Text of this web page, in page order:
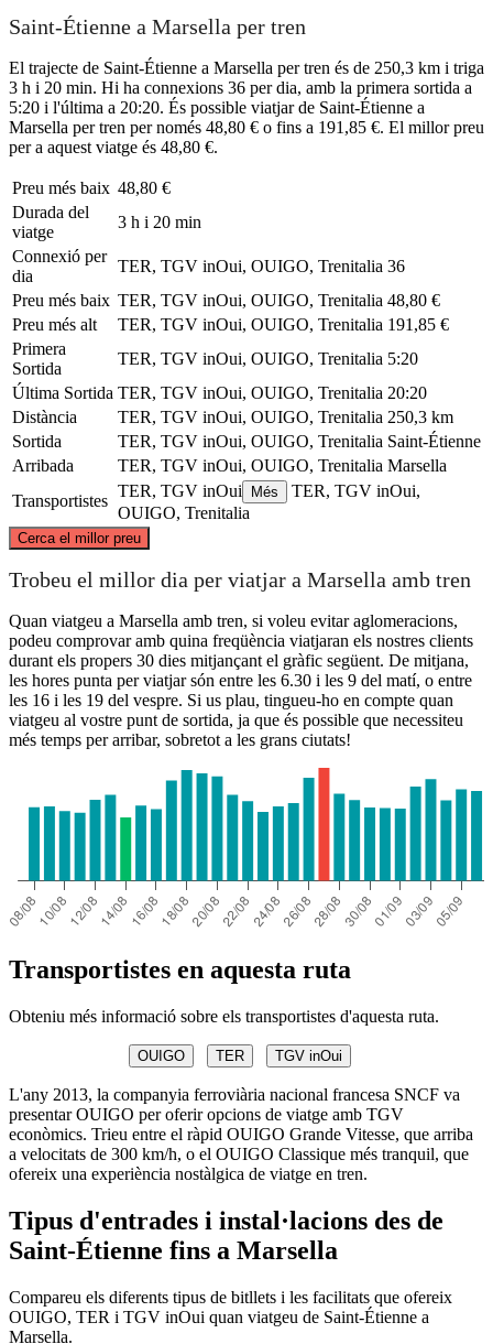
Saint-Étienne a Marsella per tren
El trajecte de Saint-Étienne a Marsella per tren és de 250,3 km i triga
3 h i 20 min. Hi ha connexions 36 per dia, amb la primera sortida a
5:20 i l'última a 20:20. És possible viatjar de Saint-Étienne a
Marsella per tren per només 48,80 € o fins a 191,85 €. El millor preu
per a aquest viatge és 48,80 €.
Preu més baix 48,80 €
Durada del
viatge
3 h i 20 min
Connexió per
dia
TER, TGV inOui, OUIGO, Trenitalia 36
Preu més baix TER, TGV inOui, OUIGO, Trenitalia 48,80 €
Preu més alt
TER, TGV inOui, OUIGO, Trenitalia 191,85 €
Primera
Sortida
TER, TGV inOui, OUIGO, Trenitalia 5:20
Última Sortida TER, TGV inOui, OUIGO, Trenitalia 20:20
Distància
TER, TGV inOui, OUIGO, Trenitalia 250,3 km
Sortida
TER, TGV inOui, OUIGO, Trenitalia Saint-Étienne
Arribada
TER, TGV inOui, OUIGO, Trenitalia Marsella
Transportistes
TER, TGV inOui Més
TER, TGV inOui,
OUIGO, Trenitalia
Cerca el millor preu
Trobeu el millor dia per viatjar a Marsella amb tren
Quan viatgeu a Marsella amb tren, si voleu evitar aglomeracions,
podeu comprovar amb quina freqüència viatjaran els nostres clients
durant els propers 30 dies mitjançant el gràfic següent. De mitjana,
les hores punta per viatjar són entre les 6.30 i les 9 del matí, o entre
les 16 i les 19 del vespre. Si us plau, tingueu-ho en compte quan
viatgeu al vostre punt de sortida, ja que és possible que necessiteu
més temps per arribar, sobretot a les grans ciutats!
Transportistes en aquesta ruta
Obteniu més informació sobre els transportistes d'aquesta ruta.
OUIGO TER TGV inOui
L'any 2013, la companyia ferroviària nacional francesa SNCF va
presentar OUIGO per oferir opcions de viatge amb TGV
econòmics. Trieu entre el ràpid OUIGO Grande Vitesse, que arriba
a velocitats de 300 km/h, o el OUIGO Classique més tranquil, que
ofereix una experiència nostàlgica de viatge en tren.
Tipus d'entrades i instal·lacions des de
Saint-Étienne fins a Marsella
Compareu els diferents tipus de bitllets i les facilitats que ofereix
OUIGO, TER i TGV inOui quan viatgeu de Saint-Étienne a
Marsella.